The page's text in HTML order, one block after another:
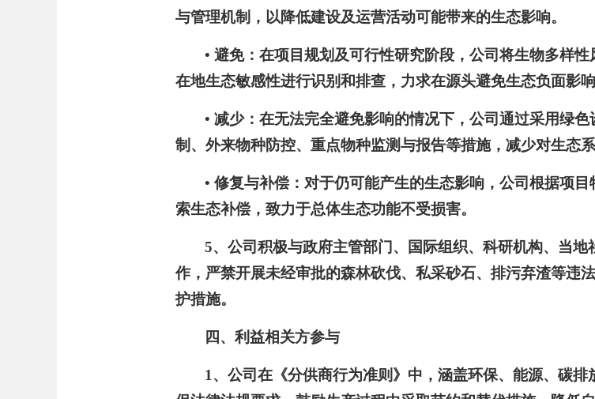
与管理机制，以降低建设及运营活动可能带来的生态影响。
• 避免：在项目规划及可行性研究阶段，公司将生物多样
在地生态敏感性进行识别和排查，力求在源头避免生态负面影响
• 减少：在无法完全避免影响的情况下，公司通过采用绿
制、外来物种防控、重点物种监测与报告等措施，减少对生态系
• 修复与补偿：对于仍可能产生的生态影响，公司根据项
索生态补偿，致力于总体生态功能不受损害。
5、公司积极与政府主管部门、国际组织、科研机构、当
作，严禁开展未经审批的森林砍伐、私采砂石、排污弃渣等违
护措施。
四、利益相关方参与
1、公司在《分供商行为准则》中，涵盖环保、能源、碳